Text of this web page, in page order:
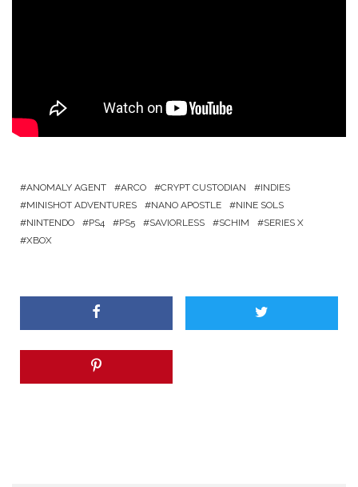
ANOMALY AGENT ARCO CRYPT CUSTODIAN
INDIES
MINISHOT ADVENTURES
NANO APOSTLE
NINE SOLS
NINTENDO
PS4 PS5 SAVIORLESS SCHIM
SERIES X
XBOX